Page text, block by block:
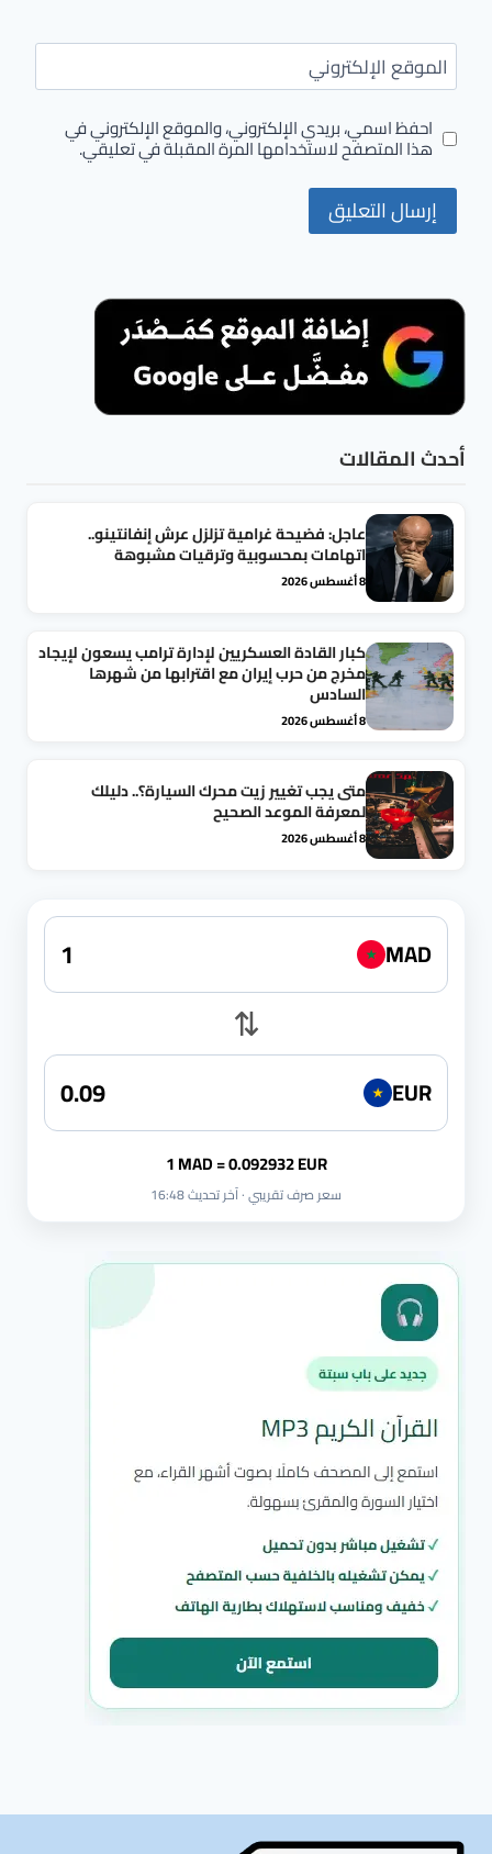
الموقع الإلكتروني
احفظ اسمي، بريدي الإلكتروني، والموقع الإلكتروني في
هذا المتصفح لاستخدامها المرة المقبلة في تعليقي.
أحدث المقالات
عاجل: فضيحة غرامية تزلزل عرش إنفانتينو..
اتهامات بمحسوبية وترقيات مشبوهة
8 أغسطس 2026
كبار القادة العسكريين لإدارة ترامب يسعون لإيجاد
مخرج من حرب إيران مع اقترابها من شهرها
السادس
8 أغسطس 2026
متى يجب تغيير زيت محرك السيارة؟.. دليلك
لمعرفة الموعد الصحيح
8 أغسطس 2026
★ MAD
⇅
★ EUR
1 MAD = 0.092932 EUR
سعر صرف تقريبي · آخر تحديث 16:48